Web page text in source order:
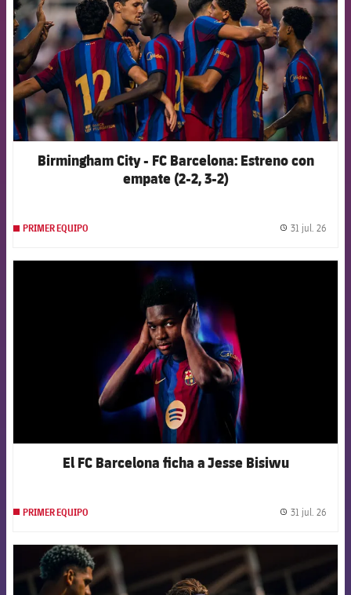
Birmingham City - FC Barcelona: Estreno con
empate (2-2, 3-2)
PRIMER EQUIPO 31 jul. 26
FCB Barcelona badge
El FC Barcelona ficha a Jesse Bisiwu
PRIMER EQUIPO 31 jul. 26
FCB Barcelona badge